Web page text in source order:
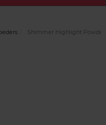
Shimmer Highlight Powder